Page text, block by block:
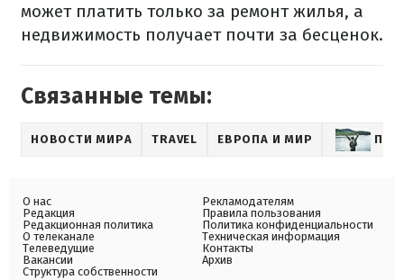
может платить только за ремонт жилья, а
недвижимость получает почти за бесценок.
Связанные темы:
НОВОСТИ МИРА TRAVEL ЕВРОПА И МИР
О нас
Редакция
Редакционная политика
О телеканале
Телеведущие
Вакансии
Структура собственности
Рекламодателям
Правила пользования
Политика конфиденциальности
Техническая информация
Контакты
Архив